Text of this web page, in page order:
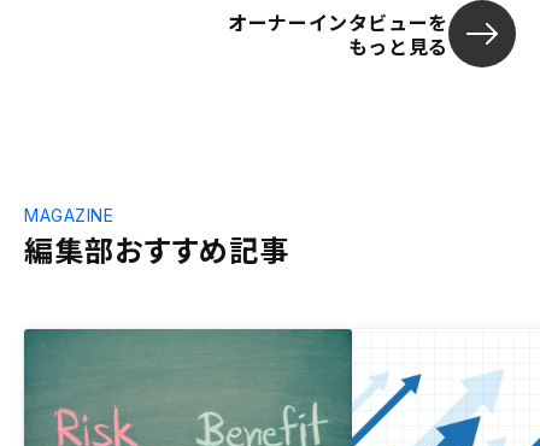
オーナーインタビューを
もっと見る
編集部おすすめ記事
MAGAZINE